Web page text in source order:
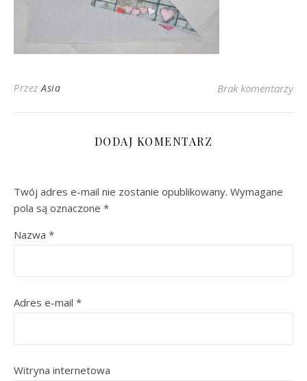
PrzezAsia Brak komentarzy
DODAJ KOMENTARZ
Twój adres e-mail nie zostanie opublikowany. Wymagane
pola są oznaczone *
Nazwa *
Adres e-mail *
Witryna internetowa